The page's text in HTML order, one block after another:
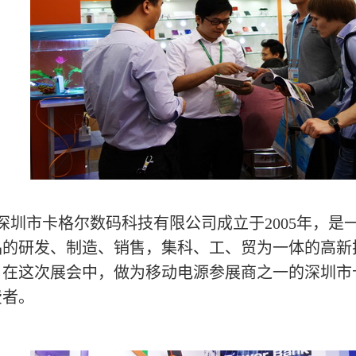
卡格尔数码科技有限公司成立于2005年，是
研发、制造、销售，集科、工、贸为一体的高
在这次展会中，做为移动电源参展商之一的深圳
。